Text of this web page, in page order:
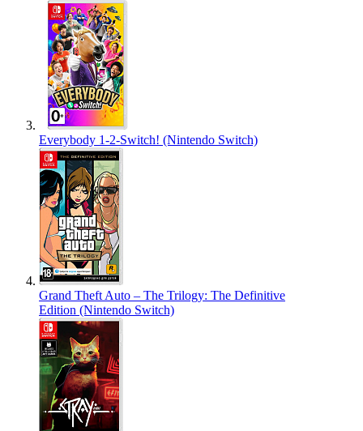
Everybody 1-2-Switch! (Nintendo Switch)
Grand Theft Auto – The Trilogy: The Definitive
Edition (Nintendo Switch)